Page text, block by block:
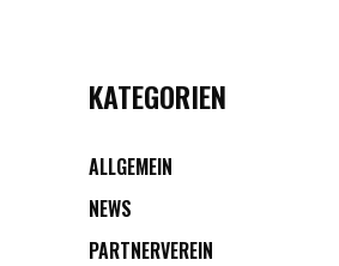
KATEGORIEN
ALLGEMEIN
NEWS
PARTNERVEREIN